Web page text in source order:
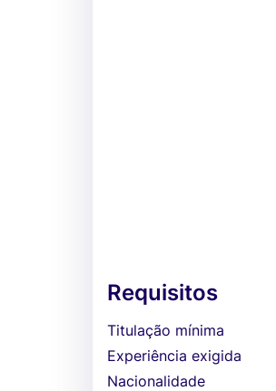
Requisitos
Titulação mínima
Experiência exigida
Nacionalidade